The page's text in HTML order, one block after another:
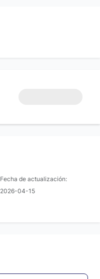
Fecha de actualización:
2026-04-15